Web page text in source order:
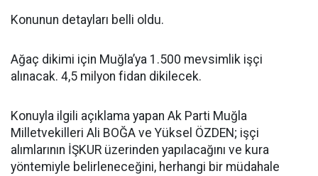
Konunun detayları belli oldu.
Ağaç dikimi için Muğla’ya 1.500 mevsimlik işçi
alınacak. 4,5 milyon fidan dikilecek.
Konuyla ilgili açıklama yapan Ak Parti Muğla
Milletvekilleri Ali BOĞA ve Yüksel ÖZDEN; işçi
alımlarının İŞKUR üzerinden yapılacağını ve kura
yöntemiyle belirleneceğini, herhangi bir müdahale